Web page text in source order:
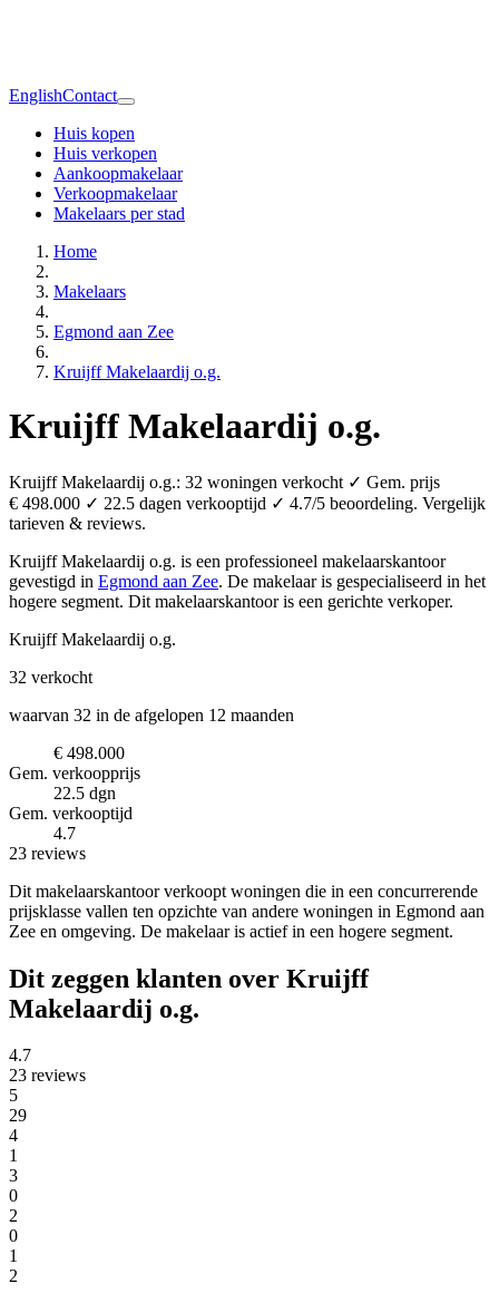
EnglishContact
Huis kopen
Huis verkopen
Aankoopmakelaar
Verkoopmakelaar
Makelaars per stad
Home
Makelaars
Egmond aan Zee
Kruijff Makelaardij o.g.
Kruijff Makelaardij o.g.
Kruijff Makelaardij o.g.: 32 woningen verkocht ✓ Gem. prijs
€ 498.000 ✓ 22.5 dagen verkooptijd ✓ 4.7/5 beoordeling. Vergelijk
tarieven & reviews.
Kruijff Makelaardij o.g. is een professioneel makelaarskantoor
gevestigd in Egmond aan Zee. De makelaar is gespecialiseerd in het
hogere segment. Dit makelaarskantoor is een gerichte verkoper.
Kruijff Makelaardij o.g.
32 verkocht
waarvan 32 in de afgelopen 12 maanden
€ 498.000
Gem. verkoopprijs
22.5 dgn
Gem. verkooptijd
4.7
23 reviews
Dit makelaarskantoor verkoopt woningen die in een concurrerende
prijsklasse vallen ten opzichte van andere woningen in Egmond aan
Zee en omgeving. De makelaar is actief in een hogere segment.
Dit zeggen klanten over Kruijff
Makelaardij o.g.
4.7
23 reviews
5
29
4
1
3
0
2
0
1
2